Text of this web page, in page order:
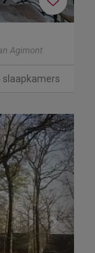
Agimont
slaapkamers
Next